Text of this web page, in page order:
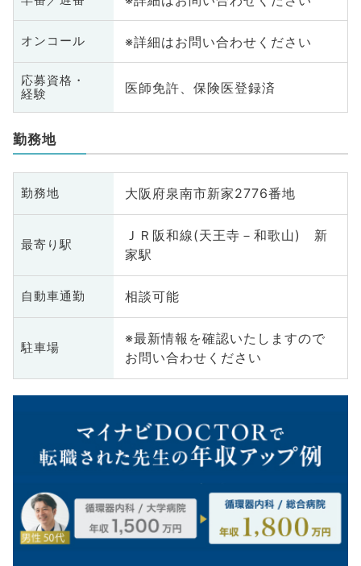
オンコール ※詳細はお問い合わせください
応募資格・
経験
医師免許、保険医登録済
勤務地
勤務地 大阪府泉南市新家2776番地
最寄り駅
ＪＲ阪和線(天王寺－和歌山) 新
家駅
自動車通勤 相談可能
駐車場
※最新情報を確認いたしますので
お問い合わせください